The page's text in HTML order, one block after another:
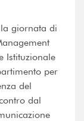
giornata di
Istituzionale
per
del
dal